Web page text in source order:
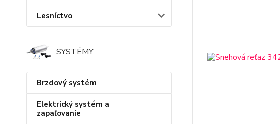
Lesníctvo
SYSTÉMY
Brzdový systém
Elektrický systém a
zapaľovanie